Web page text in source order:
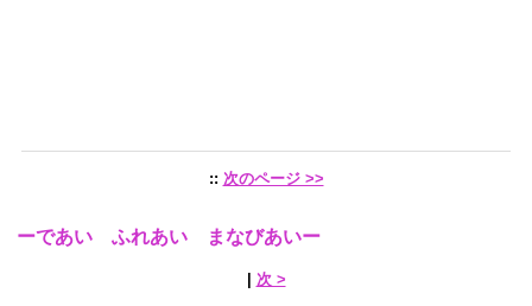
:: 次のページ >>
ーであい ふれあい まなびあいー
次 >